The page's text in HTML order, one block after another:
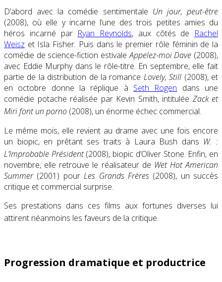
D’abord avec la comédie sentimentale Un jour, peut-être
(2008), où elle y incarne l’une des trois petites amies du
héros incarné par Ryan Reynolds, aux côtés de Rachel
Weisz et Isla Fisher. Puis dans le premier rôle féminin de la
comédie de science-fiction estivaleAppelez-moi Dave (2008),
avec Eddie Murphy dans le rôle-titre. En septembre, elle fait
partie de la distribution de la romance Lovely, Still (2008), et
en octobre donne la réplique à Seth Rogen dans une
comédie potache réalisée par Kevin Smith, intitulée Zack et
Miri font un porno (2008), un énorme échec commercial.
Le même mois, elle revient au drame avec une fois encore
un biopic, en prêtant ses traits à Laura Bush dans W. :
L’Improbable Président(2008), biopic d’Oliver Stone. Enfin, en
novembre, elle retrouve le réalisateur de Wet Hot American
Summer(2001) pourLes Grands Frères (2008), un succès
critique et commercial surprise.
Ses prestations dans ces films aux fortunes diverses lui
attirent néanmoins les faveurs de la critique.
Progression dramatique et productrice